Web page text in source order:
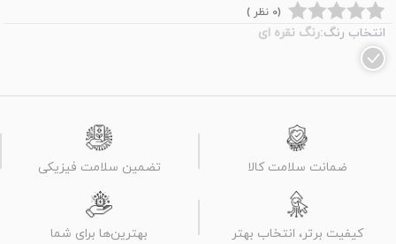
(0 نظر )
انتخاب رنگ:رنگ نقره ای
ضمانت سلامت کالا تضمین سلامت فیزیکی
کیفیت برتر، انتخاب بهتر بهترین‌ها برای شما